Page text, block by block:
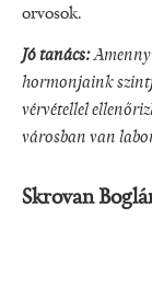
orvosok.
Jó tanács:
hormonjaink
vérvétellel
városban van
Skrovan